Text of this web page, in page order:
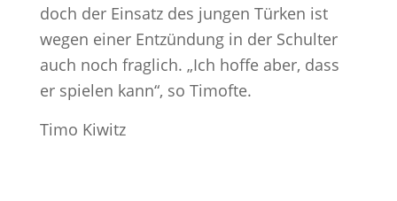
doch der Einsatz des jungen Türken ist
wegen einer Entzündung in der Schulter
auch noch fraglich. „Ich hoffe aber, dass
er spielen kann“, so Timofte.
Timo Kiwitz